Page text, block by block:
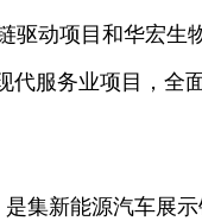
驱动项目和华宏生
代服务业项目，全
集新能源汽车展示